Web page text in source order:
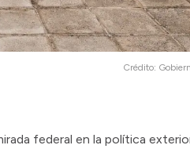
Crédito:
federal en la política